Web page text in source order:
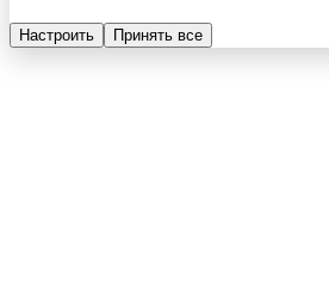
Настроить Принять все